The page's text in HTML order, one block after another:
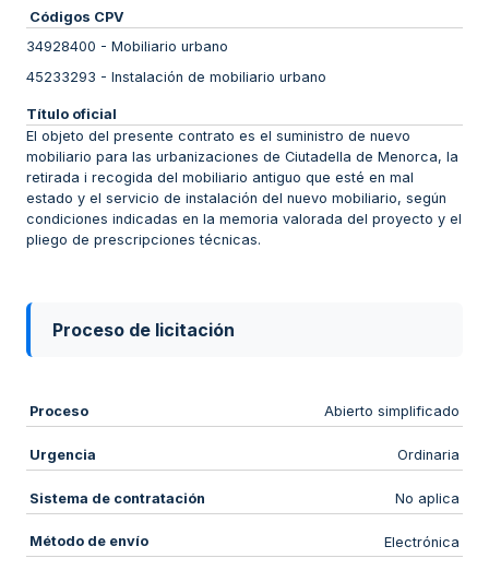
Códigos CPV
34928400 - Mobiliario urbano
45233293 - Instalación de mobiliario urbano
Título oficial
El objeto del presente contrato es el suministro de nuevo
mobiliario para las urbanizaciones de Ciutadella de Menorca, la
retirada i recogida del mobiliario antiguo que esté en mal
estado y el servicio de instalación del nuevo mobiliario, según
condiciones indicadas en la memoria valorada del proyecto y el
pliego de prescripciones técnicas.
Proceso de licitación
Proceso Abierto simplificado
Urgencia Ordinaria
Sistema de contratación No aplica
Método de envío Electrónica